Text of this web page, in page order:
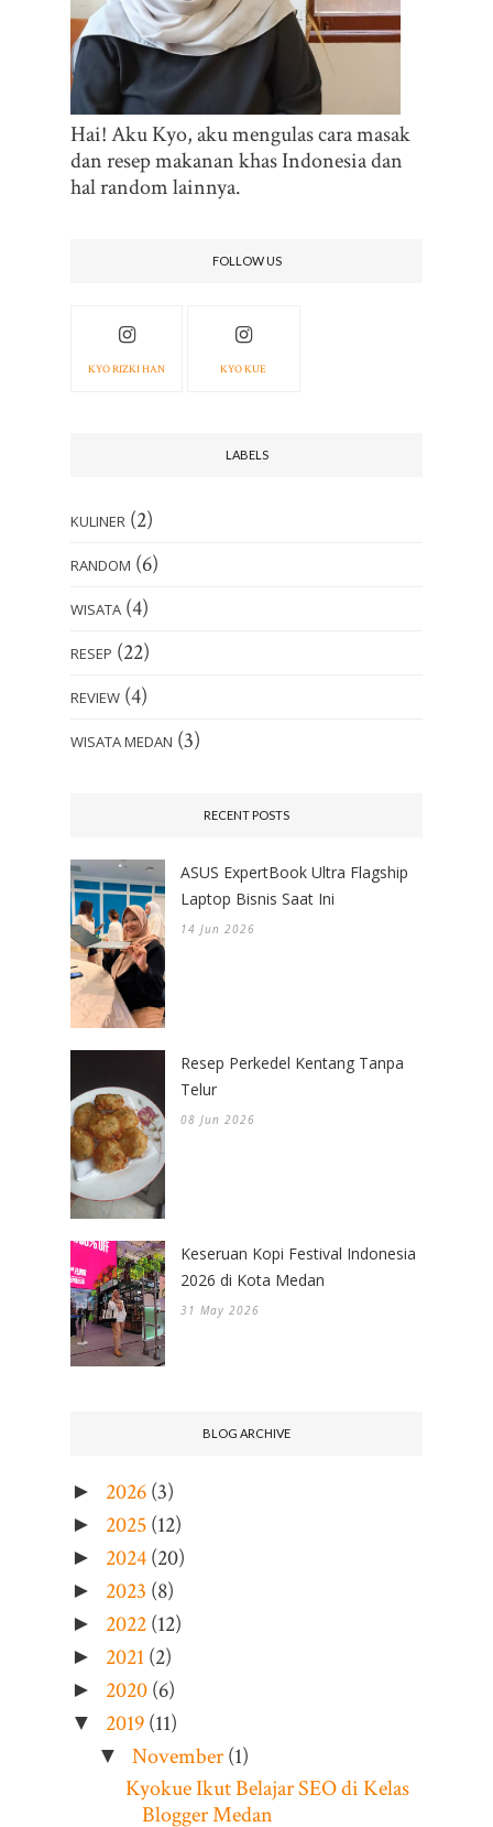
Hai! Aku Kyo, aku mengulas cara masak
dan resep makanan khas Indonesia dan
hal random lainnya.
FOLLOW US
KYO RIZKI HAN KYO KUE
LABELS
KULINER (2)
RANDOM (6)
WISATA (4)
RESEP (22)
REVIEW (4)
WISATA MEDAN (3)
RECENT POSTS
ASUS ExpertBook Ultra Flagship
Laptop Bisnis Saat Ini
14 Jun 2026
Resep Perkedel Kentang Tanpa
Telur
08 Jun 2026
Keseruan Kopi Festival Indonesia
2026 di Kota Medan
31 May 2026
BLOG ARCHIVE
► 2026(3)
► 2025(12)
► 2024(20)
► 2023 (8)
► 2022(12)
► 2021(2)
► 2020(6)
▼ 2019(11)
▼ November(1)
Kyokue Ikut Belajar SEO di Kelas
Blogger Medan